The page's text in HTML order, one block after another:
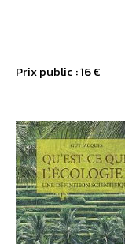
Prix public : 16 €